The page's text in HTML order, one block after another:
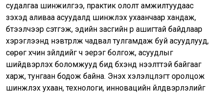
судалгаа шинжилгээ, практик ололт амжилтуудаас
үзэхэд аливаа асуудалд шинжлэх ухаанчаар хандаж,
бүтээлчээр сэтгэж, эдийн засгийн үр ашигтай байдлаар
хэрэглээнд нэвтрүүлж чадвал тулгамдаж буй асуудлууд,
сөрөг хүчин зүйлүүдийг ч эерэг болгож, асуудлыг
шийдвэрлэх боломжууд бид бүхэнд нээлттэй байгааг
харж, тунгаан бодож байна. Энэхүү хэлэлцүүлэгт оролцож
шинжлэх ухаан, технологи, инновацийн үйлдвэрлэлийг